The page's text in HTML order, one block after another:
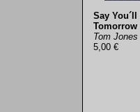
Say You´ll
Tomorrow
Tom Jones
5,00 €